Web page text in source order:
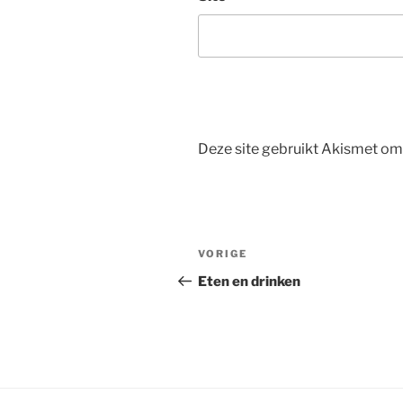
Deze site gebruikt Akismet
Bericht
navigatie
Vorig
bericht
VORIGE
Eten en drinken